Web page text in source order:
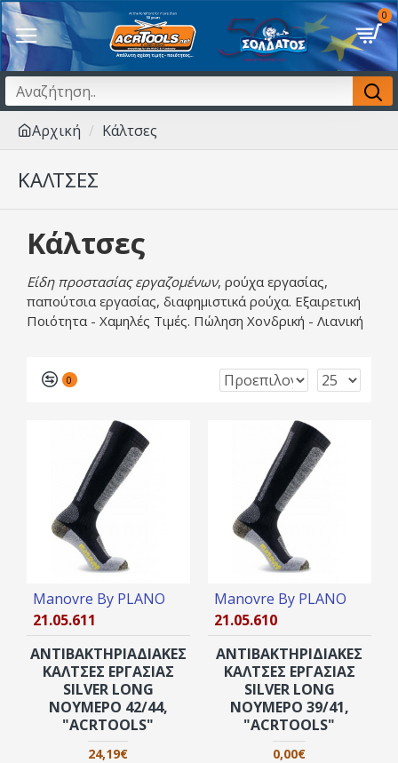
0
Αρχική Κάλτσες
ΚΆΛΤΣΕΣ
Κάλτσες
Είδη προστασίας εργαζομένων, ρούχα εργασίας,
παπούτσια εργασίας, διαφημιστικά ρούχα. Εξαιρετική
Ποιότητα - Χαμηλές Τιμές. Πώληση Χονδρική - Λιανική
0
Manovre By PLANO
21.05.611
ΑΝΤΙΒΑΚΤΗΡΙΑΔΙΑΚΕΣ
ΚΑΛΤΣΕΣ ΕΡΓΑΣΙΑΣ
SILVER LONG
ΝΟΥΜΕΡΟ 42/44,
"ACRTOOLS"
24,19€
Manovre By PLANO
21.05.610
ΑΝΤΙΒΑΚΤΗΡΙΔΙΑΚΕΣ
ΚΑΛΤΣΕΣ ΕΡΓΑΣΙΑΣ
SILVER LONG
ΝΟΥΜΕΡΟ 39/41,
"ACRTOOLS"
0,00€